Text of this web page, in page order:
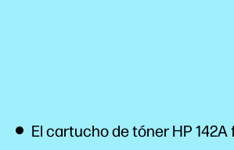
El cartucho de tóner HP